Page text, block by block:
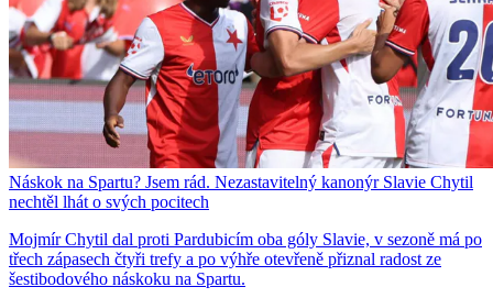
Náskok na Spartu? Jsem rád. Nezastavitelný kanonýr Slavie Chytil
nechtěl lhát o svých pocitech
Mojmír Chytil dal proti Pardubicím oba góly Slavie, v sezoně má po
třech zápasech čtyři trefy a po výhře otevřeně přiznal radost ze
šestibodového náskoku na Spartu.